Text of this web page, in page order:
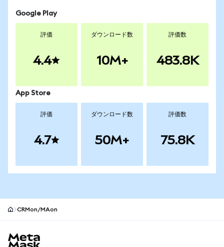
Google Play
評価
4.4
ダウンロード数
10M+
評価数
483.8K
App Store
評価
4.7
ダウンロード数
50M+
評価数
75.8K
CRMon/MAon